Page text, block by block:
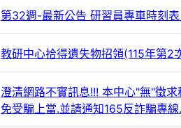
第32週-最新公告 研習員專車時刻
教研中心拾得遺失物招領(115年第2
澄清網路不實訊息!!! 本中心"無"徵
免受騙上當.並請通知165反詐騙專線.